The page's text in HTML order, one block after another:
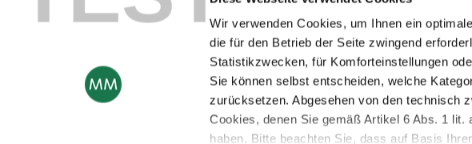
Wir verwenden Cookies, um Ihnen ein
die für den Betrieb der Seite zwingend
Statistikzwecken, für Komforteinstellungen
Sie können selbst entscheiden, welche
zurücksetzen. Abgesehen von den technisch
Cookies, denen Sie gemäß Artikel 6 Abs. 1
haben. Bitte beachten Sie, dass auf Basis